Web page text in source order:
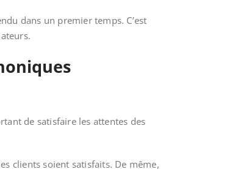
dans un premier temps. C’est
de satisfaire les attentes des
clients soient satisfaits. De même,